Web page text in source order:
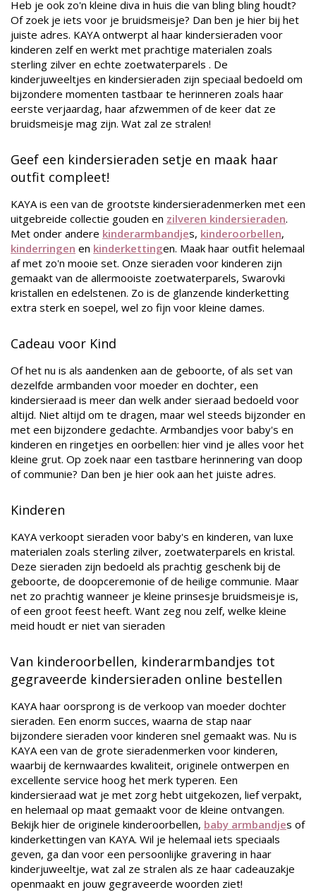
Heb je ook zo'n kleine diva in huis die van bling bling houdt?
Of zoek je iets voor je bruidsmeisje? Dan ben je hier bij het
juiste adres. KAYA ontwerpt al haar kindersieraden voor
kinderen zelf en werkt met prachtige materialen zoals
sterling zilver en echte zoetwaterparels . De
kinderjuweeltjes en kindersieraden zijn speciaal bedoeld om
bijzondere momenten tastbaar te herinneren zoals haar
eerste verjaardag, haar afzwemmen of de keer dat ze
bruidsmeisje mag zijn. Wat zal ze stralen!
Geef een kindersieraden setje en maak haar
outfit compleet!
KAYA is een van de grootste kindersieradenmerken met een
uitgebreide collectie gouden en zilveren kindersieraden.
Met onder andere kinderarmbandjes, kinderoorbellen,
kinderringen en kinderkettingen. Maak haar outfit helemaal
af met zo'n mooie set. Onze sieraden voor kinderen zijn
gemaakt van de allermooiste zoetwaterparels, Swarovki
kristallen en edelstenen. Zo is de glanzende kinderketting
extra sterk en soepel, wel zo fijn voor kleine dames.
Cadeau voor Kind
Of het nu is als aandenken aan de geboorte, of als set van
dezelfde armbanden voor moeder en dochter, een
kindersieraad is meer dan welk ander sieraad bedoeld voor
altijd. Niet altijd om te dragen, maar wel steeds bijzonder en
met een bijzondere gedachte. Armbandjes voor baby's en
kinderen en ringetjes en oorbellen: hier vind je alles voor het
kleine grut. Op zoek naar een tastbare herinnering van doop
of communie? Dan ben je hier ook aan het juiste adres.
Kinderen
KAYA verkoopt sieraden voor baby's en kinderen, van luxe
materialen zoals sterling zilver, zoetwaterparels en kristal.
Deze sieraden zijn bedoeld als prachtig geschenk bij de
geboorte, de doopceremonie of de heilige communie. Maar
net zo prachtig wanneer je kleine prinsesje bruidsmeisje is,
of een groot feest heeft. Want zeg nou zelf, welke kleine
meid houdt er niet van sieraden
Van kinderoorbellen, kinderarmbandjes tot
gegraveerde kindersieraden online bestellen
KAYA haar oorsprong is de verkoop van moeder dochter
sieraden. Een enorm succes, waarna de stap naar
bijzondere sieraden voor kinderen snel gemaakt was. Nu is
KAYA een van de grote sieradenmerken voor kinderen,
waarbij de kernwaardes kwaliteit, originele ontwerpen en
excellente service hoog het merk typeren. Een
kindersieraad wat je met zorg hebt uitgekozen, lief verpakt,
en helemaal op maat gemaakt voor de kleine ontvangen.
Bekijk hier de originele kinderoorbellen, baby armbandjes of
kinderkettingen van KAYA. Wil je helemaal iets speciaals
geven, ga dan voor een persoonlijke gravering in haar
kinderjuweeltje, wat zal ze stralen als ze haar cadeauzakje
openmaakt en jouw gegraveerde woorden ziet!